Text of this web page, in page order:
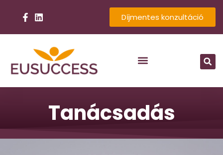
Díjmentes konzultáció
Tanácsadás